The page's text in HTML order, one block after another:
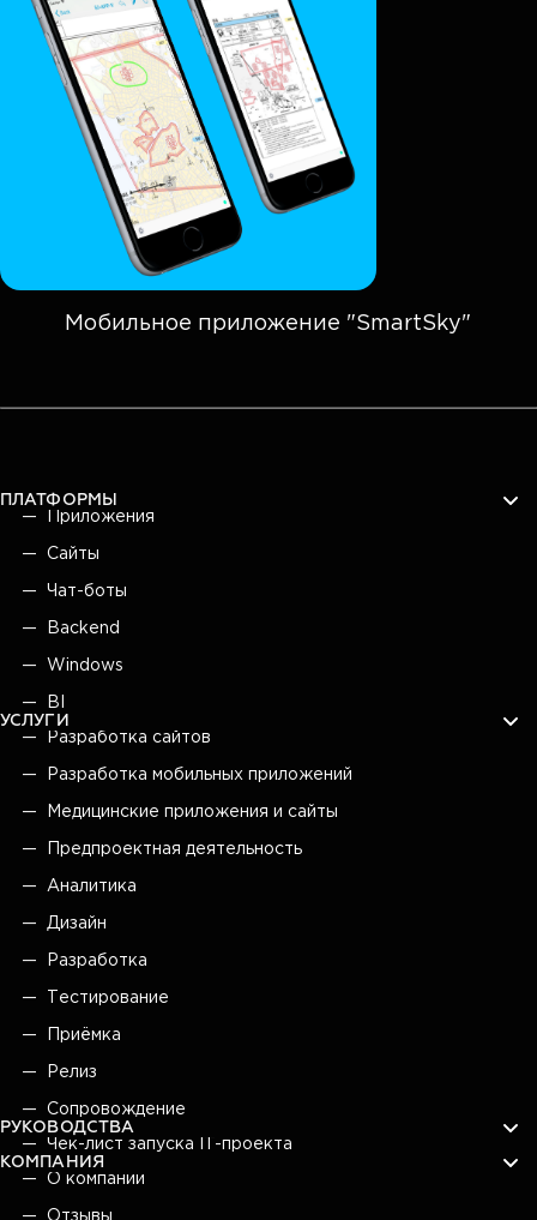
Мобильное приложение "SmartSky"
ПЛАТФОРМЫ
Приложения
Сайты
Чат-боты
Backend
Windows
BI
УСЛУГИ
Разработка сайтов
Разработка мобильных приложений
Медицинские приложения и сайты
Предпроектная деятельность
Аналитика
Дизайн
Разработка
Тестирование
Приёмка
Релиз
Сопровождение
РУКОВОДСТВА
Чек-лист запуска IT-проекта
КОМПАНИЯ
О компании
Отзывы